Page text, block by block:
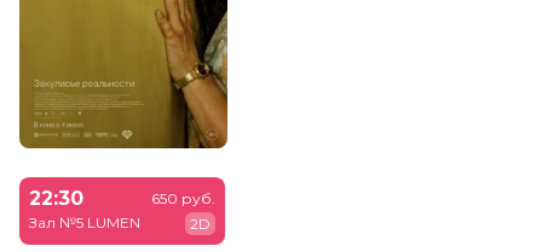
22:30
Зал №5 LUMEN
650 руб.
2D